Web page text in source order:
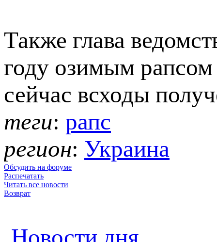
Также глава
году озимым рапсом
сейчас всходы
теги: рапс
регион: Украина
Обсудить на форуме
Распечатать
Читать все новости
Возврат